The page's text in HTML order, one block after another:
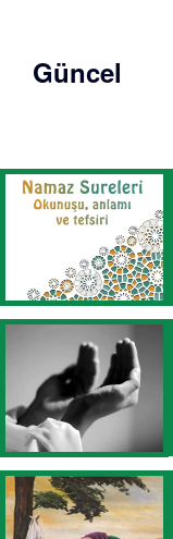
Güncel